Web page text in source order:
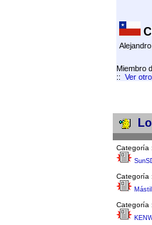
Miembro
:: Ver
Categoría :
Categoría :
Categoría :